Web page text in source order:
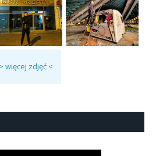
> więcej zdjęć <